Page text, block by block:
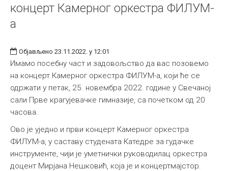
концерт Камерног оркестра ФИЛУМ-
а
Објављено 23.11.2022. у 12:01
Имамо посебну част и задовољство да вас позовемо
на концерт Камерног оркестра ФИЛУМ-а, који ће се
одржати у петак, 25. новембра 2022. године у Свечаној
сали Прве крагујевачке гимназије, са почетком од 20
часова.
Ово је уједно и први концерт Камерног оркестра
ФИЛУМ-а, у саставу студената Катедре за гудачке
инструменте, чији је уметнички руководилац оркестра
доцент Мирјанa Нешковић, која је и концертмајстор.